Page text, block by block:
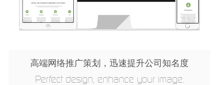
高端网络推广策划，迅速提升公司知名度
Perfect design, enhance your image.